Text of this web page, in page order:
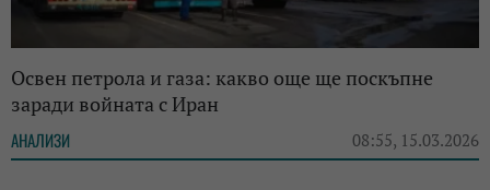
Освен петрола и газа: какво още ще поскъпне
заради войната с Иран
АНАЛИЗИ 08:55, 15.03.2026